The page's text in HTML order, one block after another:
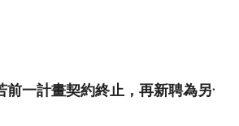
前一計畫契約終止，再新聘為另一